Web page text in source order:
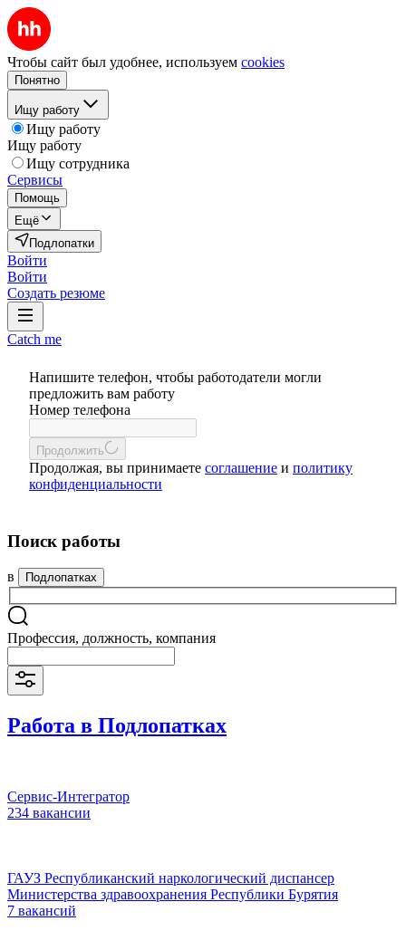
Чтобы сайт был удобнее, используем cookies
Понятно
Ищу работу
Ищу работу
Ищу работу
Ищу сотрудника
Сервисы
Помощь
Ещё
Подлопатки
Войти
Войти
Создать резюме
Catch me
Напишите телефон, чтобы работодатели могли
предложить вам работу
Номер телефона
Продолжить
Продолжая, вы принимаете соглашение и политику
конфиденциальности
Поиск работы
в Подлопатках
Профессия, должность, компания
Работа в Подлопатках
Сервис-Интегратор
234 вакансии
ГАУЗ Республиканский наркологический диспансер
Министерства здравоохранения Республики Бурятия
7 вакансий